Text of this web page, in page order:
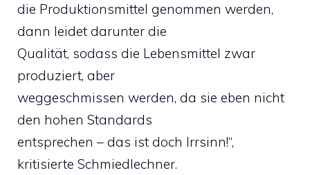
die Produktionsmittel genommen werden,
dann leidet darunter die
Qualität, sodass die Lebensmittel zwar
produziert, aber
weggeschmissen werden, da sie eben nicht
den hohen Standards
entsprechen – das ist doch Irrsinn!“,
kritisierte Schmiedlechner.